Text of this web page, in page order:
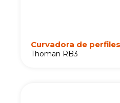
Curvadora de perfiles
Thoman RB3